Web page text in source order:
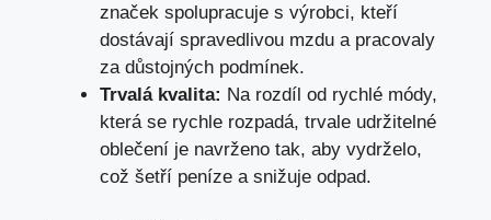
značek spolupracuje s výrobci, kteří
dostávají spravedlivou mzdu a pracovaly
za důstojných podmínek.
Trvalá kvalita: Na rozdíl od rychlé módy,
která se rychle rozpadá, trvale udržitelné
oblečení je navrženo tak, aby vydrželo,
což šetří peníze a snižuje odpad.